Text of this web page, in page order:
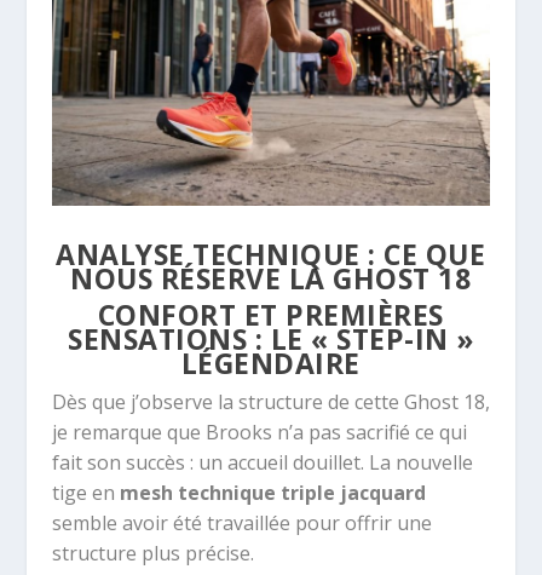
ANALYSE TECHNIQUE : CE QUE
NOUS RÉSERVE LA GHOST 18
CONFORT ET PREMIÈRES
SENSATIONS : LE « STEP-IN »
LÉGENDAIRE
Dès que j’observe la structure de cette Ghost 18,
je remarque que Brooks n’a pas sacrifié ce qui
fait son succès : un accueil douillet. La nouvelle
tige en mesh technique triple jacquard
semble avoir été travaillée pour offrir une
structure plus précise.